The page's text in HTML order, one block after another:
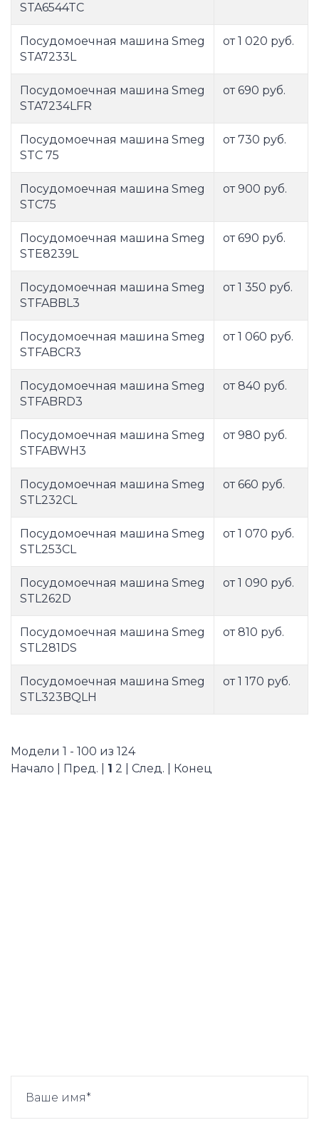
STA6544TC
Посудомоечная машина Smeg
STA7233L
от 1 020 руб.
Посудомоечная машина Smeg
STA7234LFR
от 690 руб.
Посудомоечная машина Smeg
STC 75
от 730 руб.
Посудомоечная машина Smeg
STC75
от 900 руб.
Посудомоечная машина Smeg
STE8239L
от 690 руб.
Посудомоечная машина Smeg
STFABBL3
от 1 350 руб.
Посудомоечная машина Smeg
STFABCR3
от 1 060 руб.
Посудомоечная машина Smeg
STFABRD3
от 840 руб.
Посудомоечная машина Smeg
STFABWH3
от 980 руб.
Посудомоечная машина Smeg
STL232CL
от 660 руб.
Посудомоечная машина Smeg
STL253CL
от 1 070 руб.
Посудомоечная машина Smeg
STL262D
от 1 090 руб.
Посудомоечная машина Smeg
STL281DS
от 810 руб.
Посудомоечная машина Smeg
STL323BQLH
от 1 170 руб.
Модели 1 - 100 из 124
Начало | Пред. | 1 2 След. Конец